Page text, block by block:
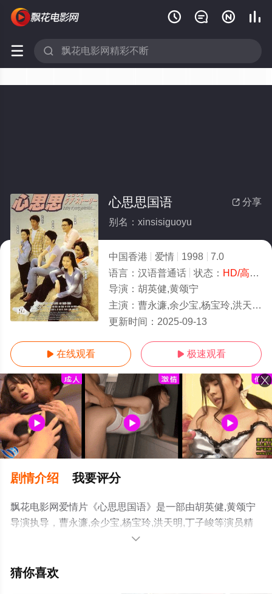
   
 
HD
 分享
心思思国语
别名：xinsisiguoyu
中国香港 爱情 1998
7.0
语言： 汉语普通话 状态： HD/高清
导演： 胡英健,黄颂宁
主演： 曹永濂,余少宝,杨宝玲,洪天明,丁子峻
更新时间： 2025-09-13
 在线观看  极速观看
剧情介绍 我要评分
飘花电影网爱情片《心思思国语》是一部由胡英健,黄颂宁
导演执导，曹永濂,余少宝,杨宝玲,洪天明,丁子峻等演员精
彩演绎的中国香港电影，手机免费观看高清未删减完整版
影、电视猫或剧情网等平台了解。

猜你喜欢